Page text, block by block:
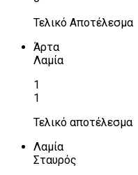
Τελικό Αποτέλεσμα
Άρτα
Λαμία
1
1
Τελικό αποτέλεσμα
Λαμία
Σταυρός